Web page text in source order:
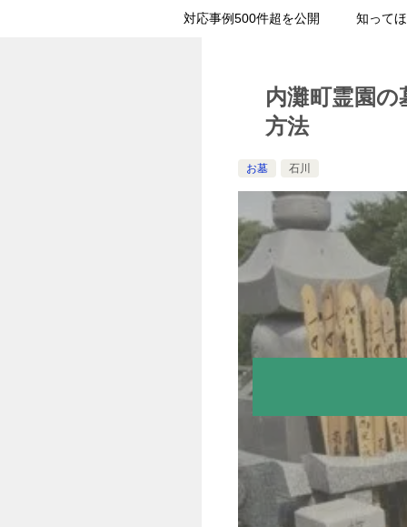
対応事例500件超を公開 知って
内灘町霊園
方法
お墓 石川